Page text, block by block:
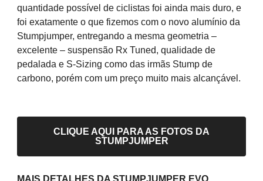
quantidade possível de ciclistas foi ainda mais duro, e
foi exatamente o que fizemos com o novo alumínio da
Stumpjumper, entregando a mesma geometria –
excelente – suspensão Rx Tuned, qualidade de
pedalada e S-Sizing como das irmãs Stump de
carbono, porém com um preço muito mais alcançável.
CLIQUE AQUI PARA AS FOTOS DA
STUMPJUMPER